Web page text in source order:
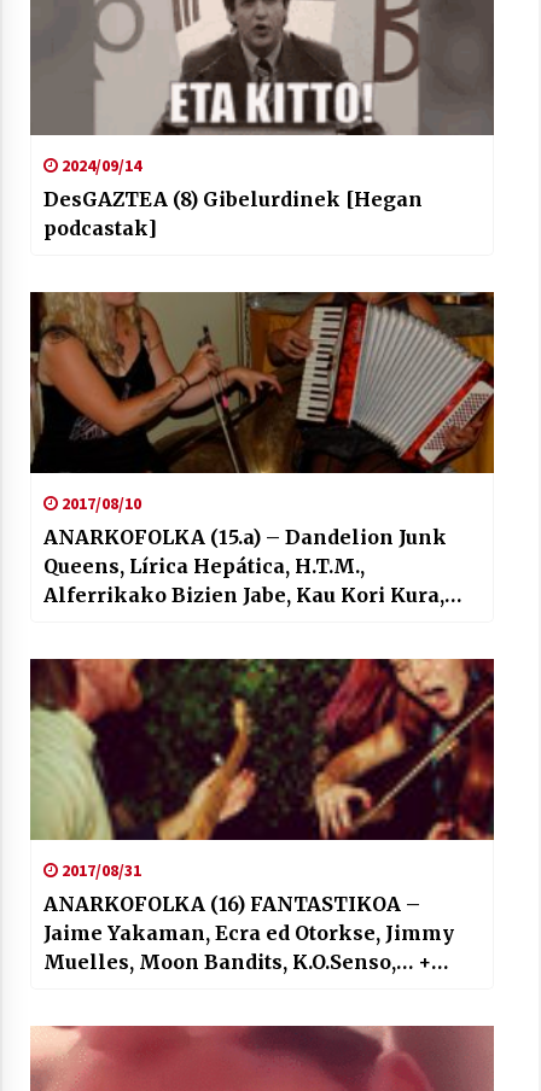
2024/09/14
DesGAZTEA (8) Gibelurdinek [Hegan
podcastak]
2017/08/10
ANARKOFOLKA (15.a) – Dandelion Junk
Queens, Lírica Hepática, H.T.M.,
Alferrikako Bizien Jabe, Kau Kori Kura,
2017/08/31
ANARKOFOLKA (16) FANTASTIKOA –
Jaime Yakaman, Ecra ed Otorkse, Jimmy
Muelles, Moon Bandits, K.O.Senso,… +